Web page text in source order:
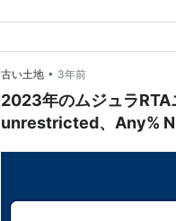
古い土地 • 3年前
2023年のムジュラ
unrestricted、Any%